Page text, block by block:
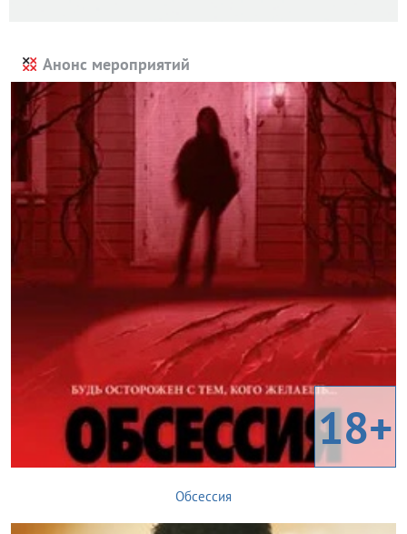
Анонс мероприятий
18+
Обсессия